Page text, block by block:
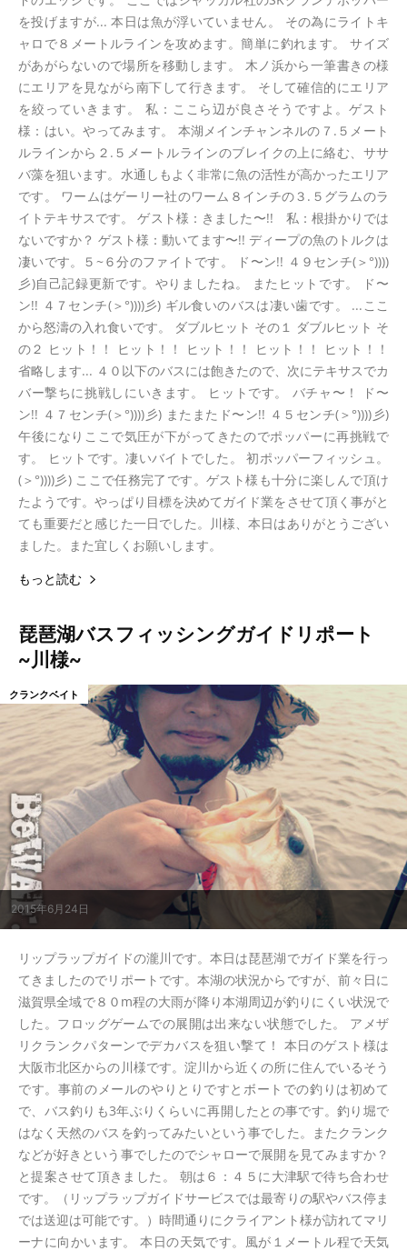
を投げますが... 本日は魚が浮いていません。 その為にライトキ
ャロで８メートルラインを攻めます。簡単に釣れます。 サイズ
があがらないので場所を移動します。 木ノ浜から一筆書きの様
にエリアを見ながら南下して行きます。 そして確信的にエリア
を絞っていきます。 私：ここら辺が良さそうですよ。ゲスト
様：はい。やってみます。 本湖メインチャンネルの７.５メート
ルラインから２.５メートルラインのブレイクの上に絡む、ササ
バ藻を狙います。水通しもよく非常に魚の活性が高かったエリア
です。 ワームはゲーリー社のワーム８インチの３.５グラムのラ
イトテキサスです。 ゲスト様：きました〜!! 私：根掛かりでは
ないですか？ ゲスト様：動いてます〜!! ディープの魚のトルクは
凄いです。５~６分のファイトです。 ド〜ン!! ４９センチ(＞°))))
彡)自己記録更新です。やりましたね。 またヒットです。 ド〜
ン!! ４７センチ(＞°))))彡) ギル食いのバスは凄い歯です。 ...ここ
から怒濤の入れ食いです。 ダブルヒット その１ ダブルヒット そ
の２ ヒット！！ ヒット！！ ヒット！！ ヒット！！ ヒット！！
省略します... ４０以下のバスには飽きたので、次にテキサスでカ
バー撃ちに挑戦しにいきます。 ヒットです。 バチャ〜！ ド〜
ン!! ４７センチ(＞°))))彡) またまたド〜ン!! ４５センチ(＞°))))彡)
午後になりここで気圧が下がってきたのでポッパーに再挑戦で
す。 ヒットです。凄いバイトでした。 初ポッパーフィッシュ。
(＞°))))彡) ここで任務完了です。ゲスト様も十分に楽しんで頂け
たようです。やっぱり目標を決めてガイド業をさせて頂く事がと
ても重要だと感じた一日でした。川様、本日はありがとうござい
ました。また宜しくお願いします。
もっと読む
琵琶湖バスフィッシングガイドリポート
~川様~
2015年6月24日
クランクベイト
リップラップガイドの瀧川です。本日は琵琶湖でガイド業を行っ
てきましたのでリポートです。本湖の状況からですが、前々日に
滋賀県全域で８０m程の大雨が降り本湖周辺が釣りにくい状況で
した。フロッグゲームでの展開は出来ない状態でした。 アメザ
リクランクパターンでデカバスを狙い撃て！ 本日のゲスト様は
大阪市北区からの川様です。淀川から近くの所に住んでいるそう
です。事前のメールのやりとりですとボートでの釣りは初めて
で、バス釣りも3年ぶりくらいに再開したとの事です。釣り堀で
はなく天然のバスを釣ってみたいという事でした。またクランク
などが好きという事でしたのでシャローで展開を見てみますか？
と提案させて頂きました。 朝は６：４５に大津駅で待ち合わせ
です。（リップラップガイドサービスでは最寄りの駅やバス停ま
では送迎は可能です。）時間通りにクライアント様が訪れてマリ
ーナに向かいます。 本日の天気です。風が１メートル程で天気